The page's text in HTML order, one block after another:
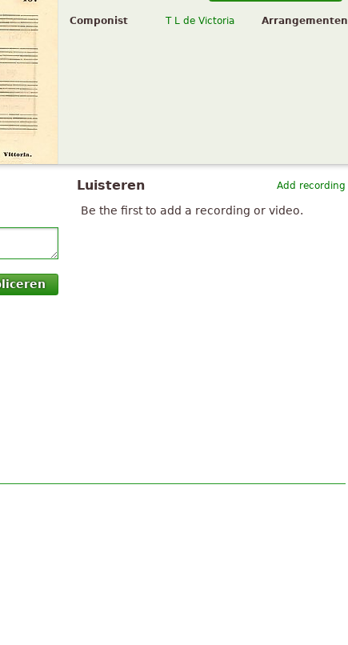
Componist T L de Victoria Arrangementen
Add recording
Luisteren
Be the first to add a recording or video.